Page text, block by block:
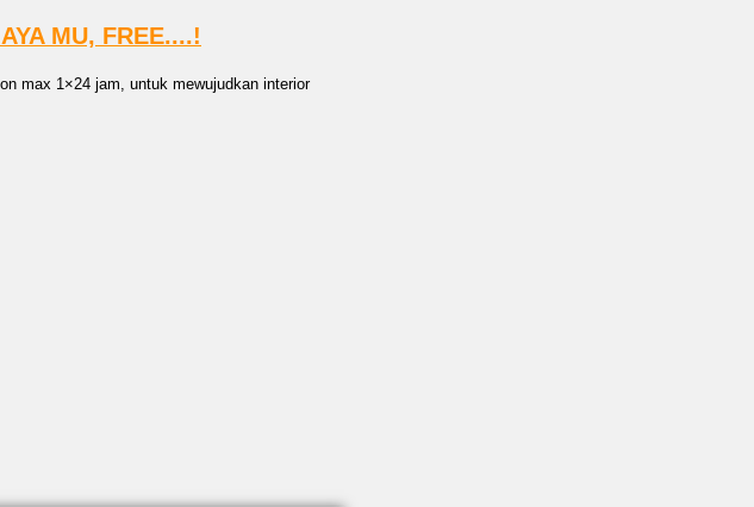
MU, FREE....!
max 1×24 jam, untuk mewujudkan interior